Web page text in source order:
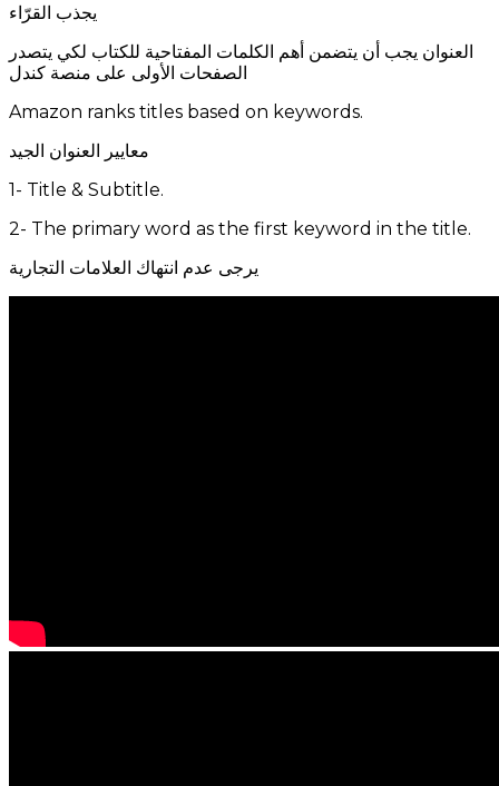
يجذب القرّاء
العنوان يجب أن يتضمن أهم الكلمات المفتاحية للكتاب لكي يتصدر
الصفحات الأولى على منصة كندل
Amazon ranks titles based on keywords.
معايير العنوان الجيد
1- Title & Subtitle.
2- The primary word as the first keyword in the title.
يرجى عدم انتهاك العلامات التجارية